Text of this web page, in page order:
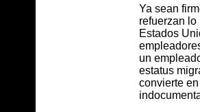
Ya sean
refuerzan
Estados
un
estatus
convierte